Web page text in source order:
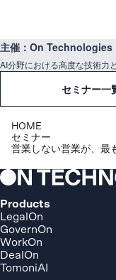
主催：On Technologies
AI分野における高度な技術力
セミナー一
HOME
セミナー
営業しない営業が、最
Products
LegalOn
GovernOn
WorkOn
DealOn
TomoniAI